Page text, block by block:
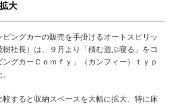
大
ングカーの販売を手掛けるオートスピリッ
樹社長）は、９月より「積む遊ぶ寝る」をコ
グカーＣｏｍｆｙ」（カンフィー）ｔｙｐ
。
すると収納スペースを大幅に拡大、特に床